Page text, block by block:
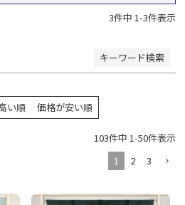
3件中 1-3件表示
キーワード検索
い順 価格が安い順
103件中 1-50件表示
1
2 3